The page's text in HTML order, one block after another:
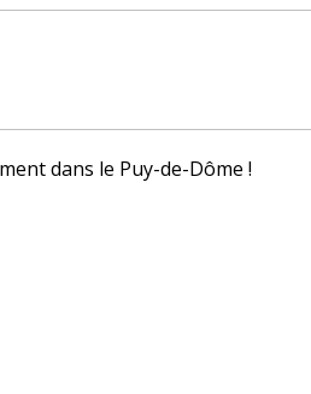
dans le Puy-de-Dôme !